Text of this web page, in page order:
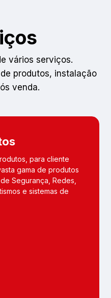
vários serviços.
produtos, instalação
venda.
para cliente
gama de produtos
Segurança, Redes,
e sistemas de